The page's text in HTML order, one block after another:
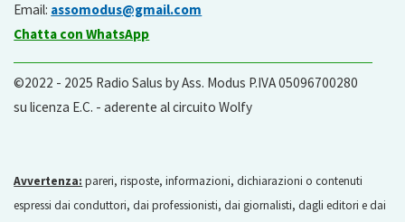
Email: assomodus@gmail.com
Chatta con WhatsApp
©2022 - 2025 Radio Salus by Ass. Modus P.IVA 05096700280
su licenza E.C. - aderente al circuito Wolfy
Avvertenza: pareri, risposte, informazioni, dichiarazioni o contenuti
espressi dai conduttori, dai professionisti, dai giornalisti, dagli editori e dai